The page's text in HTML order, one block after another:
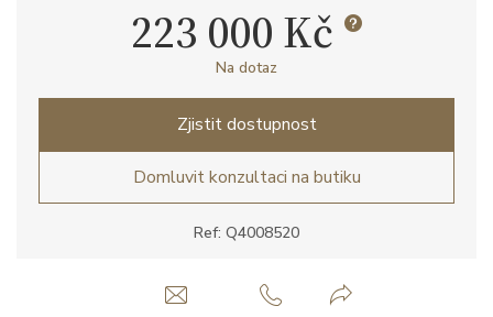
Ref: Q4008520
223 000 Kč
Na dotaz
Zjistit dostupnost
Domluvit konzultaci na butiku